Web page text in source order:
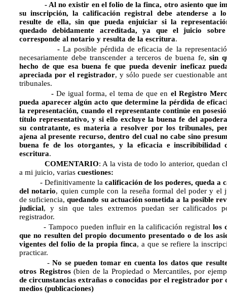
- Al no existir en el folio de la finca, otro asiento que
su inscripción, la calificación registral debe atenderse a
resulte de ella, sin que pueda enjuiciar si la
quedado debidamente acreditada, ya que el juicio
corresponde al notario y resulta de la escritura.
-La posible pérdida de eficacia de la
necesariamente debe transcender a terceros de buena fe, sin
hecho de que esa buena fe que pueda devenir ineficaz
apreciada por el registrador, y sólo puede ser cuestionable
tribunales.
- De igual forma, el tema de que en el Registro
pueda aparecer algún acto que determine la pérdida de
la representación, cuando el representante continúe en
título representativo, y si ello excluye la buena fe del
su contratante, es materia a resolver por los tribunales,
ajena al presente recurso, dentro del cual no cabe sino
buena fe de los otorgantes, y la eficacia e inscribibilidad
escritura.
COMENTARIO: A la vista de todo lo anterior, quedan
a mi juicio, varias cuestiones:
- Definitivamente la calificación de los poderes, queda a
del notario, quien cumple con la reseña formal del poder y el
de suficiencia,quedando su actuación sometida a la posible
judicial, y sin que tales extremos puedan ser calificados
registrador.
- Tampoco pueden influir en la calificación registrallos
que no resulten del propio documento presentado o de los
vigentes del folio de la propia finca, a que se refiere la
practicar.
-No se pueden tomar en cuenta los datos que
otros Registros(bien de la Propiedad o Mercantiles, por
de circunstancias extrañas o conocidas por el registrador por
medios (publicaciones)